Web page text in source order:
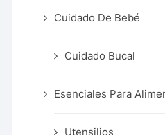
Cuidado De Bebé
Cuidado Bucal
Esenciales Para
Utensilios